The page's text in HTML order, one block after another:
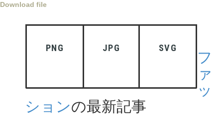
Download file
PNG JPG SVG
フ
ァ
ッ
ションの最新記事